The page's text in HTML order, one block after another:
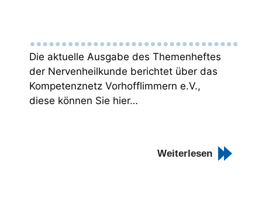
Die aktuelle Ausgabe des Themenheftes
der Nervenheilkunde berichtet über das
Kompetenznetz Vorhofflimmern e.V.,
diese können Sie hier…
Weiterlesen